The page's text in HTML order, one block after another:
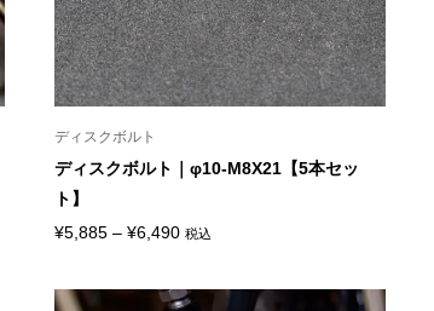
ディスクボルト
ディスクボルト｜φ10-M8X21【5本セッ
ト】
¥5,885 – ¥6,490価
帯:
税込